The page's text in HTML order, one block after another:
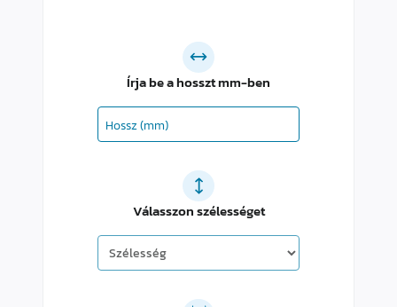
Írja be a hosszt mm-ben
Válasszon szélességet